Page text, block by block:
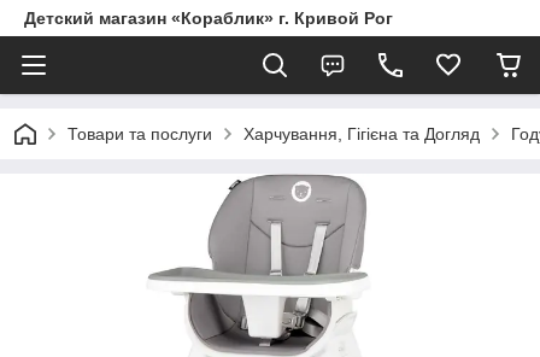
Детский магазин «Кораблик» г. Кривой Рог
Товари та послуги Харчування, Гігієна та Догляд